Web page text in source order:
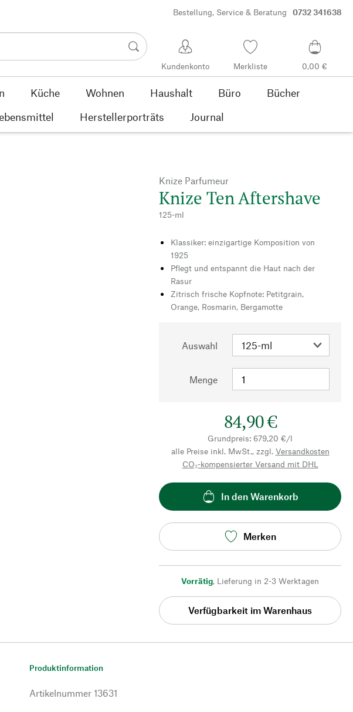
Bestellung, Service & Beratung 0732 341638
Kundenkonto Merkliste 0,00 €
Küche Wohnen Haushalt Büro
Bücher
Herstellerporträts Journal
Knize Parfumeur
Knize Ten Aftershave
125-ml
Klassiker: einzigartige Komposition von
1925
Pflegt und entspannt die Haut nach der
Rasur
Zitrisch frische Kopfnote: Petitgrain,
Orange, Rosmarin, Bergamotte
Auswahl
Menge
84,90 €
Grundpreis: 679,20 €/l
alle Preise inkl. MwSt., zzgl. Versandkosten
CO₂-kompensierter Versand mit DHL
In den Warenkorb
Merken
Vorrätig, Lieferung in 2-3 Werktagen
Verfügbarkeit im Warenhaus
Produktinformation
Artikelnummer 13631